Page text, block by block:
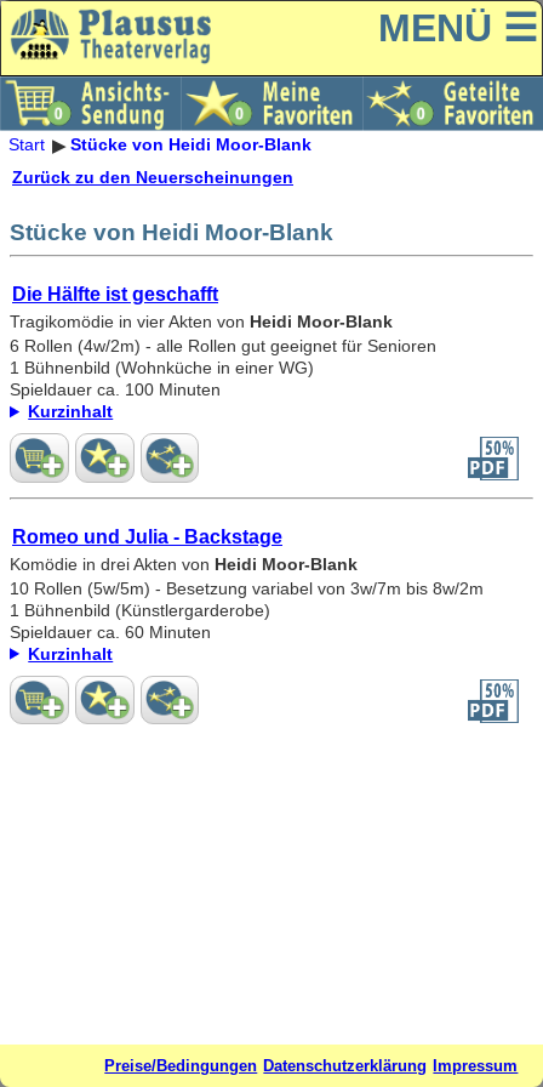
MENÜ ☰
Start Stücke von Heidi Moor-Blank
Preise/Bedingungen Datenschutzerklärung Impressum
Zurück zu den Neuerscheinungen
Stücke von Heidi Moor-Blank
Die Hälfte ist geschafft
Tragikomödie in vier Akten von Heidi Moor-Blank
6 Rollen (4w/2m) - alle Rollen gut geeignet für Senioren
1 Bühnenbild (Wohnküche in einer WG)
Spieldauer ca. 100 Minuten
Kurzinhalt
Romeo und Julia - Backstage
Komödie in drei Akten von Heidi Moor-Blank
10 Rollen (5w/5m) - Besetzung variabel von 3w/7m bis 8w/2m
1 Bühnenbild (Künstlergarderobe)
Spieldauer ca. 60 Minuten
Kurzinhalt